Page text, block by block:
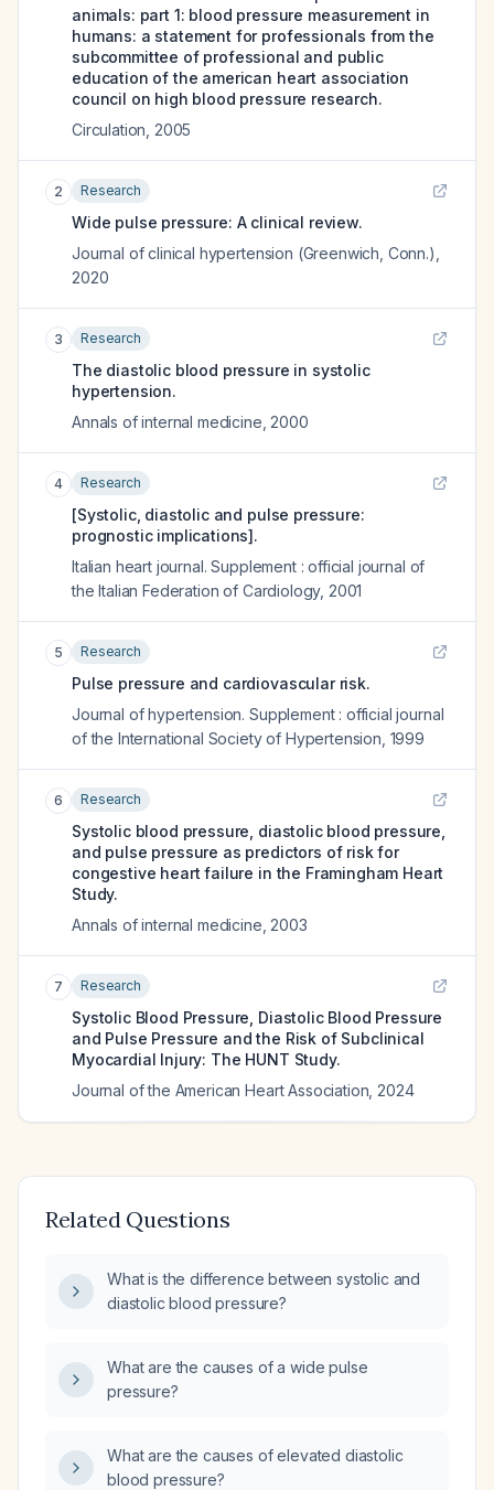
animals: part 1: blood pressure measurement in
humans: a statement for professionals from the
subcommittee of professional and public
education of the american heart association
council on high blood pressure research.
Circulation 2005
2 Research
Wide pulse pressure: A clinical review.
Journal of clinical hypertension (Greenwich, Conn.)
2020
3 Research
The diastolic blood pressure in systolic
hypertension.
Annals of internal medicine 2000
4 Research
[Systolic, diastolic and pulse pressure:
prognostic implications].
Italian heart journal. Supplement : official journal of
the Italian Federation of Cardiology, 2001
5 Research
Pulse pressure and cardiovascular risk.
Journal of hypertension. Supplement : official journal
of the International Society of Hypertension 1999
6 Research
Systolic blood pressure, diastolic blood pressure,
and pulse pressure as predictors of risk for
congestive heart failure in the Framingham Heart
Study.
Annals of internal medicine 2003
7 Research
Systolic Blood Pressure, Diastolic Blood Pressure
and Pulse Pressure and the Risk of Subclinical
Myocardial Injury: The HUNT Study.
Journal of the American Heart Association 2024
Related Questions
What is the difference between systolic and
diastolic blood pressure?
What are the causes of a wide pulse
pressure?
What are the causes of elevated diastolic
blood pressure?